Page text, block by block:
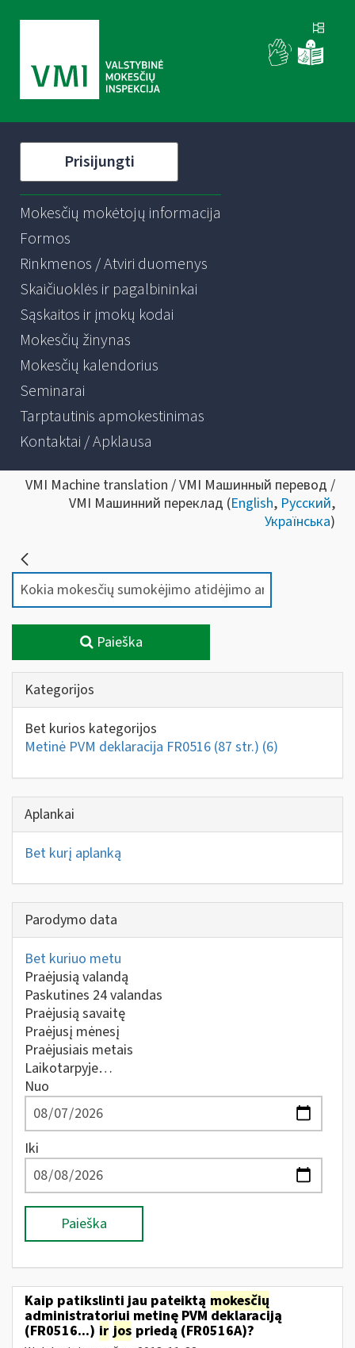
Prisijungti
Mokesčių mokėtojų informacija
Formos
Rinkmenos / Atviri duomenys
Skaičiuoklės ir pagalbininkai
Sąskaitos ir įmokų kodai
Mokesčių žinynas
Mokesčių kalendorius
Seminarai
Tarptautinis apmokestinimas
Kontaktai / Apklausa
VMI Machine translation / VMI Машинный перевод /
VMI Машинний переклад (English, Русский,
Українська)
Paieška
Kategorijos
Bet kurios kategorijos
Metinė PVM deklaracija FR0516 (87 str.) (6)
Aplankai
Bet kurį aplanką
Parodymo data
Bet kuriuo metu
Praėjusią valandą
Paskutines 24 valandas
Praėjusią savaitę
Praėjusį mėnesį
Praėjusiais metais
Laikotarpyje…
Nuo
Iki
Paieška
Kaip patikslinti jau pateiktą mokesčių
administratoriui metinę PVM deklaraciją
(FR0516...) ir jos priedą (FR0516A)?